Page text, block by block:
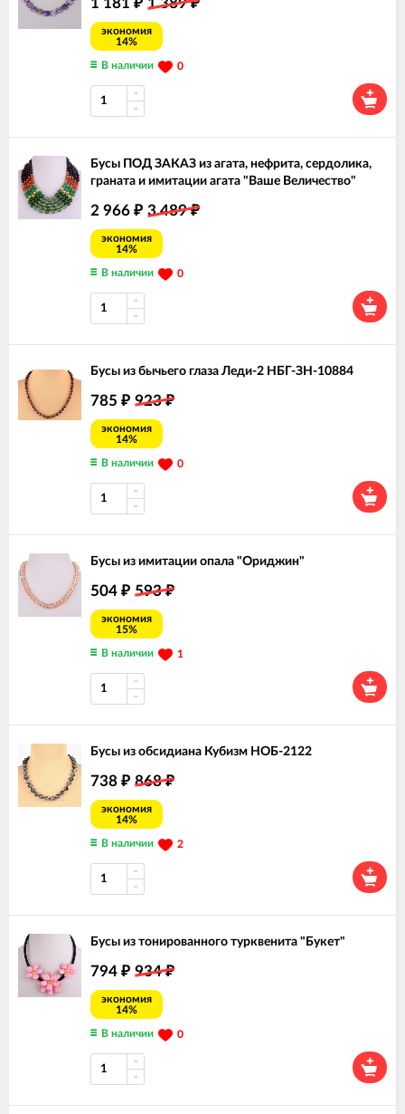
1 181 ₽ 1 389₽
экономия
14%
В наличии 0
Бусы ПОД ЗАКАЗ из агата, нефрита, сердолика,
граната и имитации агата "Ваше Величество"
2 966 ₽ 3 489₽
экономия
14%
В наличии 0
Бусы из бычьего глаза Леди-2 НБГ-ЗН-10884
785 ₽ 923₽
экономия
14%
В наличии 0
Бусы из имитации опала "Ориджин"
504 ₽ 593₽
экономия
15%
В наличии 1
Бусы из обсидиана Кубизм НОБ-2122
738 ₽ 868₽
экономия
14%
В наличии 2
Бусы из тонированного турквенита "Букет"
794 ₽ 934₽
экономия
14%
В наличии 0